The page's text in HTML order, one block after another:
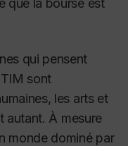
que la bourse est
qui pensent
sont
les arts et
autant. À mesure
monde dominé par